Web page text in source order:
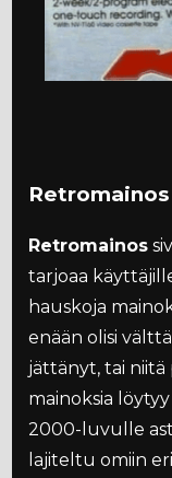
Retromainos
tarjoaa
hauskoja
enään olisi
jättänyt, tai niitä
mainoksia
2000-luvulle
lajiteltu omiin